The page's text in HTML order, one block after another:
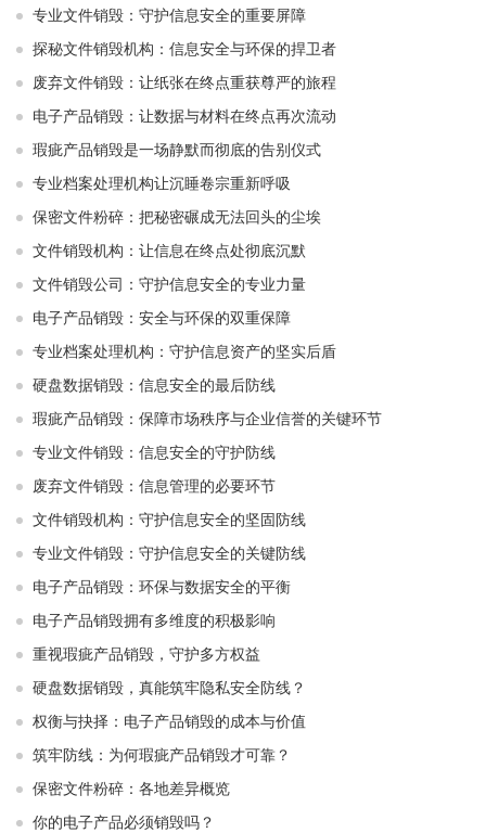
专业文件销毁：守护信息安全的重要屏障
探秘文件销毁机构：信息安全与环保的捍卫者
废弃文件销毁：让纸张在终点重获尊严的旅程
电子产品销毁：让数据与材料在终点再次流动
瑕疵产品销毁是一场静默而彻底的告别仪式
专业档案处理机构让沉睡卷宗重新呼吸
保密文件粉碎：把秘密碾成无法回头的尘埃
文件销毁机构：让信息在终点处彻底沉默
文件销毁公司：守护信息安全的专业力量
电子产品销毁：安全与环保的双重保障
专业档案处理机构：守护信息资产的坚实后盾
硬盘数据销毁：信息安全的最后防线
瑕疵产品销毁：保障市场秩序与企业信誉的关键环节
专业文件销毁：信息安全的守护防线
废弃文件销毁：信息管理的必要环节
文件销毁机构：守护信息安全的坚固防线
专业文件销毁：守护信息安全的关键防线
电子产品销毁：环保与数据安全的平衡
电子产品销毁拥有多维度的积极影响
重视瑕疵产品销毁，守护多方权益
硬盘数据销毁，真能筑牢隐私安全防线？
权衡与抉择：电子产品销毁的成本与价值
筑牢防线：为何瑕疵产品销毁才可靠？
保密文件粉碎：各地差异概览
你的电子产品必须销毁吗？